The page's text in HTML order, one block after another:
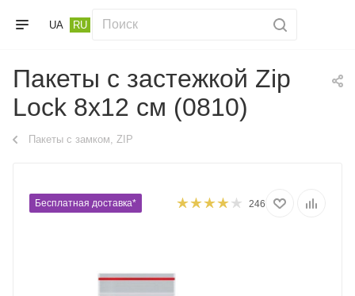
UA RU
Пакеты с застежкой Zip
Lock 8х12 см (0810)
Пакеты с замком, ZIP
Бесплатная доставка* 246